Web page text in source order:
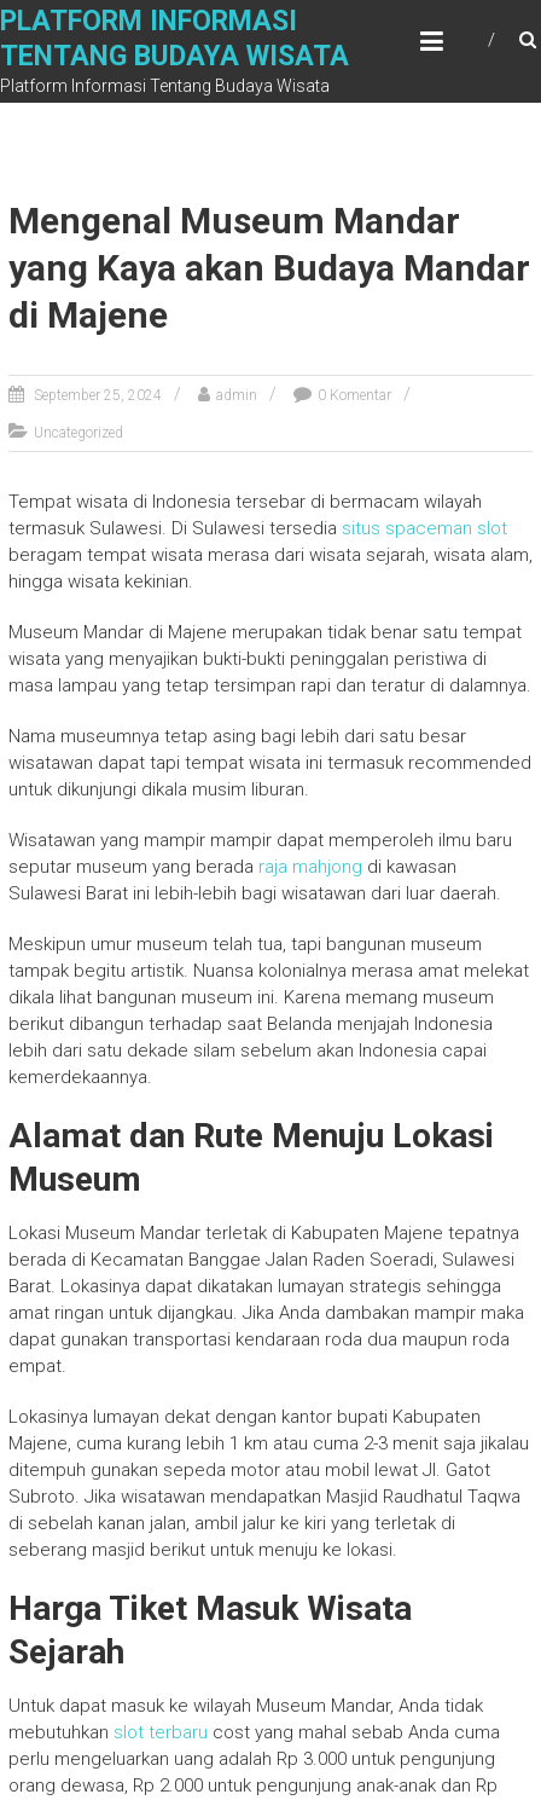
Skip
content
PLATFORM INFORMASI
TENTANG BUDAYA WISATA
Platform Informasi Tentang Budaya Wisata
Mengenal Museum Mandar
yang Kaya akan Budaya Mandar
di Majene
September 25, 2024 admin 0 Komentar
Uncategorized
Tempat wisata di Indonesia tersebar di bermacam wilayah
termasuk Sulawesi. Di Sulawesi tersedia situs spaceman slot
beragam tempat wisata merasa dari wisata sejarah, wisata alam,
hingga wisata kekinian.
Museum Mandar di Majene merupakan tidak benar satu tempat
wisata yang menyajikan bukti-bukti peninggalan peristiwa di
masa lampau yang tetap tersimpan rapi dan teratur di dalamnya.
Nama museumnya tetap asing bagi lebih dari satu besar
wisatawan dapat tapi tempat wisata ini termasuk recommended
untuk dikunjungi dikala musim liburan.
Wisatawan yang mampir mampir dapat memperoleh ilmu baru
seputar museum yang berada raja mahjong di kawasan
Sulawesi Barat ini lebih-lebih bagi wisatawan dari luar daerah.
Meskipun umur museum telah tua, tapi bangunan museum
tampak begitu artistik. Nuansa kolonialnya merasa amat melekat
dikala lihat bangunan museum ini. Karena memang museum
berikut dibangun terhadap saat Belanda menjajah Indonesia
lebih dari satu dekade silam sebelum akan Indonesia capai
kemerdekaannya.
Alamat dan Rute Menuju Lokasi
Museum
Lokasi Museum Mandar terletak di Kabupaten Majene tepatnya
berada di Kecamatan Banggae Jalan Raden Soeradi, Sulawesi
Barat. Lokasinya dapat dikatakan lumayan strategis sehingga
amat ringan untuk dijangkau. Jika Anda dambakan mampir maka
dapat gunakan transportasi kendaraan roda dua maupun roda
empat.
Lokasinya lumayan dekat dengan kantor bupati Kabupaten
Majene, cuma kurang lebih 1 km atau cuma 2-3 menit saja jikalau
ditempuh gunakan sepeda motor atau mobil lewat Jl. Gatot
Subroto. Jika wisatawan mendapatkan Masjid Raudhatul Taqwa
di sebelah kanan jalan, ambil jalur ke kiri yang terletak di
seberang masjid berikut untuk menuju ke lokasi.
Harga Tiket Masuk Wisata
Sejarah
Untuk dapat masuk ke wilayah Museum Mandar, Anda tidak
mebutuhkan slot terbaru cost yang mahal sebab Anda cuma
perlu mengeluarkan uang adalah Rp 3.000 untuk pengunjung
orang dewasa, Rp 2.000 untuk pengunjung anak-anak dan Rp